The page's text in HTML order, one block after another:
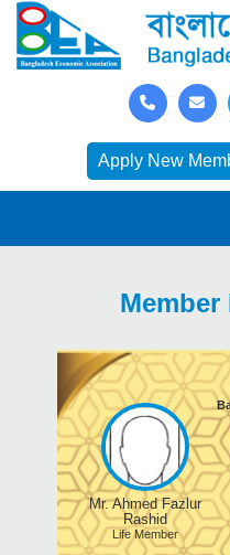
Apply New
Mr. Ahmed Fazlur
Rashid
Life Member